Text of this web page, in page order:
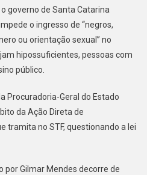
governo de Santa Catarina
o ingresso de “negros,
ou orientação sexual” no
hipossuficientes, pessoas com
público.
Procuradoria-Geral do Estado
da Ação Direta de
tramita no STF, questionando a lei
Gilmar Mendes decorre de